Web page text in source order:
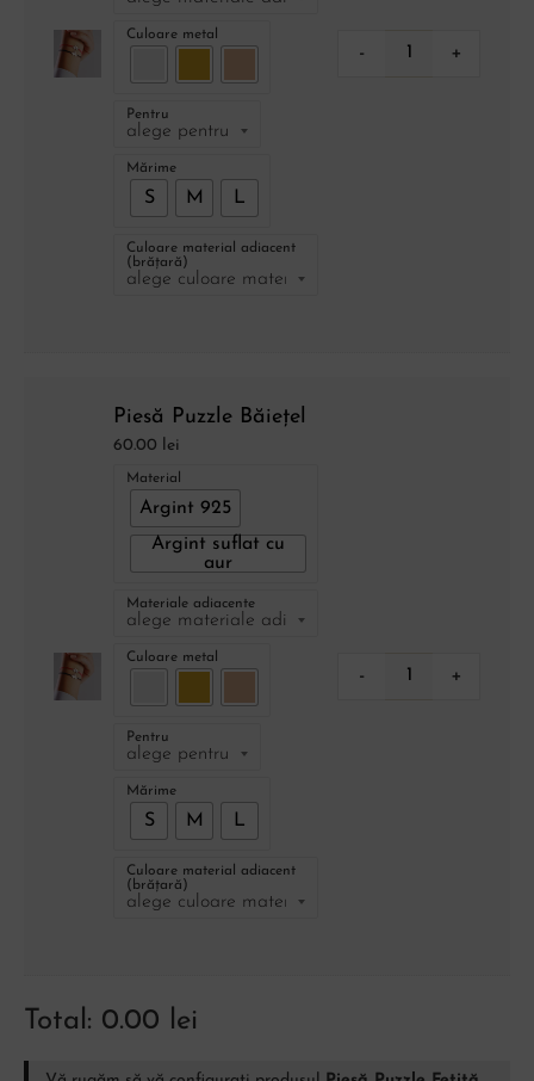
Culoare metal
Pentru
Mărime
S M L
Culoare material adiacent
(brățară)
- +
Piesă Puzzle Băiețel
60.00 lei
Material
Argint 925
Argint suflat cu
aur
Materiale adiacente
Culoare metal
Pentru
Mărime
S M L
Culoare material adiacent
(brățară)
- +
Total: 0.00 lei